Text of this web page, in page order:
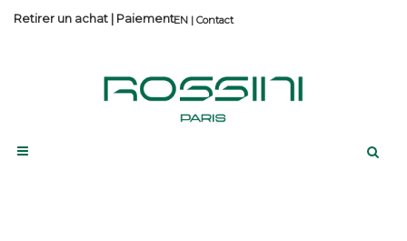
Contact
Retirer un achat | Paiement